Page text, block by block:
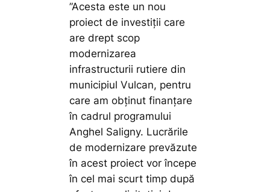
”Acesta este un nou
proiect de investiții care
are drept scop
modernizarea
infrastructurii rutiere din
municipiul Vulcan, pentru
care am obținut finanțare
în cadrul programului
Anghel Saligny. Lucrările
de modernizare prevăzute
în acest proiect vor începe
în cel mai scurt timp după